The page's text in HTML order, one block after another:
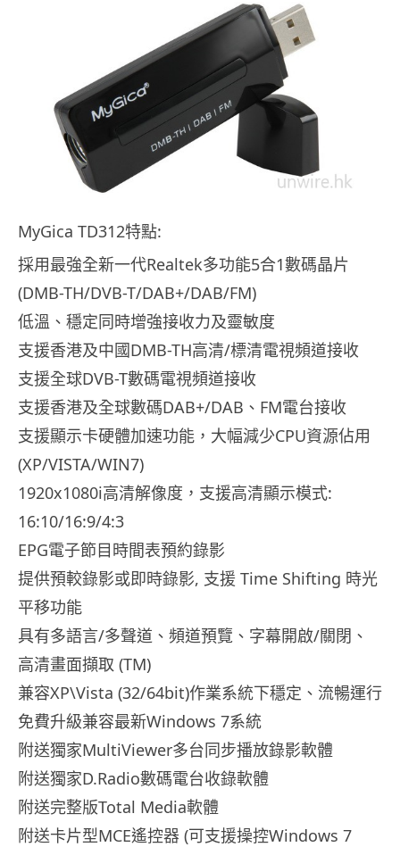
MyGica TD312特點:
採用最強全新一代Realtek多功能5合1數碼晶片
(DMB-TH/DVB-T/DAB+/DAB/FM)
低溫、穩定同時增強接收力及靈敏度
支援香港及中國DMB-TH高清/標清電視頻道接收
支援全球DVB-T數碼電視頻道接收
支援香港及全球數碼DAB+/DAB、FM電台接收
支援顯示卡硬體加速功能，大幅減少CPU資源佔用
(XP/VISTA/WIN7)
1920x1080i高清解像度，支援高清顯示模式:
16:10/16:9/4:3
EPG電子節目時間表預約錄影
提供預較錄影或即時錄影, 支援 Time Shifting 時光
平移功能
具有多語言/多聲道、頻道預覽、字幕開啟/關閉、
高清畫面擷取 (TM)
兼容XP\Vista (32/64bit)作業系統下穩定、流暢運行
免費升級兼容最新Windows 7系統
附送獨家MultiViewer多台同步播放錄影軟體
附送獨家D.Radio數碼電台收錄軟體
附送完整版Total Media軟體
附送卡片型MCE遙控器 (可支援操控Windows 7